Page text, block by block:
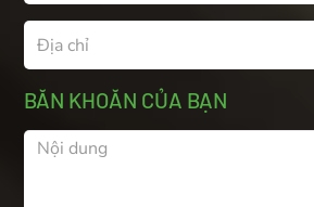
BĂN KHOĂN CỦA BẠN